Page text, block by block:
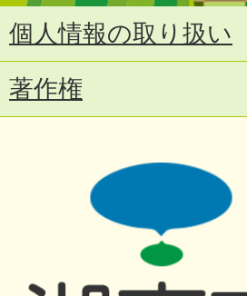
個人情報の取り扱い
著作権